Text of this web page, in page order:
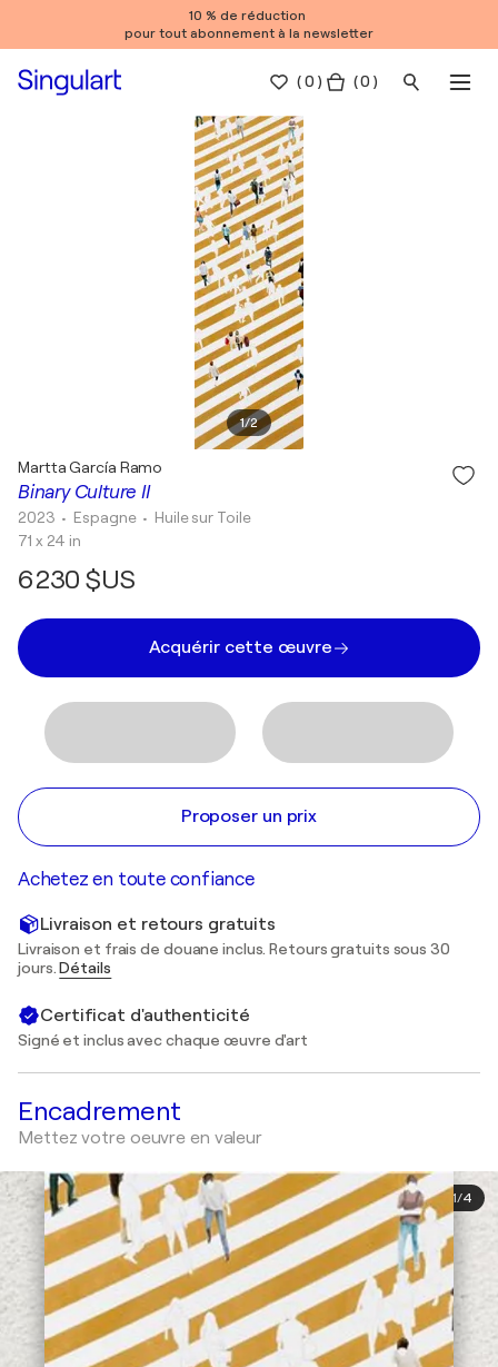
10 % de réduction
pour tout abonnement à la newsletter
(0 ) ( 0 )
1/2
Binary Culture II
Martta García Ramo
2023 • Espagne • Huile sur Toile
71 x 24 in
6 230 $US
Acquérir cette œuvre
Proposer un prix
Achetez en toute confiance
Livraison et retours gratuits
Livraison et frais de douane inclus. Retours gratuits sous 30
jours.Détails
Certificat d'authenticité
Signé et inclus avec chaque œuvre d'art
Encadrement
Mettez votre oeuvre en valeur
1/4